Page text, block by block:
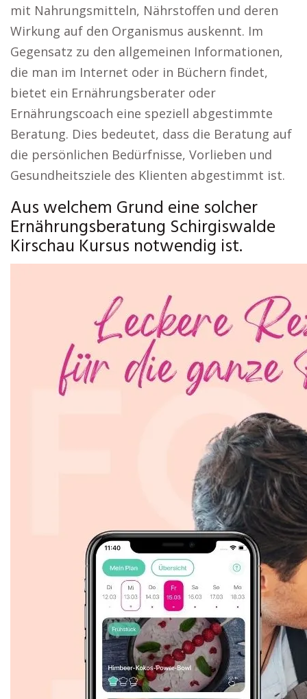
mit Nahrungsmitteln, Nährstoffen und deren
Wirkung auf den Organismus auskennt. Im
Gegensatz zu den allgemeinen Informationen,
die man im Internet oder in Büchern findet,
bietet ein Ernährungsberater oder
Ernährungscoach eine speziell abgestimmte
Beratung. Dies bedeutet, dass die Beratung auf
die persönlichen Bedürfnisse, Vorlieben und
Gesundheitsziele des Klienten abgestimmt ist.
Aus welchem Grund eine solcher
Ernährungsberatung Schirgiswalde
Kirschau Kursus notwendig ist.